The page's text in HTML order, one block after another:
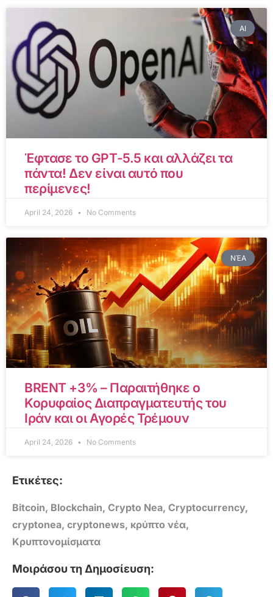
AI
Έφτασε το GPT-5.5 και αλλάζει τα
πάντα! Δεν είναι αυτό που
περίμενες!
April 24, 2026 No Comments
ΝΈΑ
BRENT +3% – Παραιτήθηκε ο
Κορυφαίος Διαπραγματευτής του
Ιράν και οι Αγορές Τρέμουν
April 24, 2026 No Comments
Ετικέτες:
Bitcoin, Blockchain, Crypto Nea, Cryptocurrency,
cryptonea, cryptonews, κρύπτο νέα,
Κρυπτονομίσματα
Μοιράσου τη Δημοσίευση: